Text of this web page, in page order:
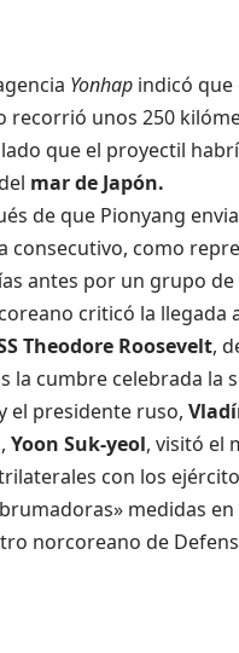
Yonhap indicó
unos 250
que el proyectil
mar de Japón.
de que Pionyang
consecutivo, como
antes por un grupo de
criticó la llegada
Theodore Roosevelt,
cumbre celebrada la
el presidente ruso,
Yoon Suk-yeol, visitó el
con los
medidas
norcoreano de